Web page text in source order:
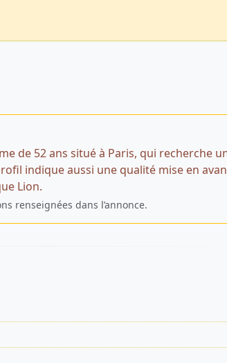
de 52 ans situé à Paris, qui recherche
indique aussi une qualité mise en
Lion.
renseignées dans l’annonce.